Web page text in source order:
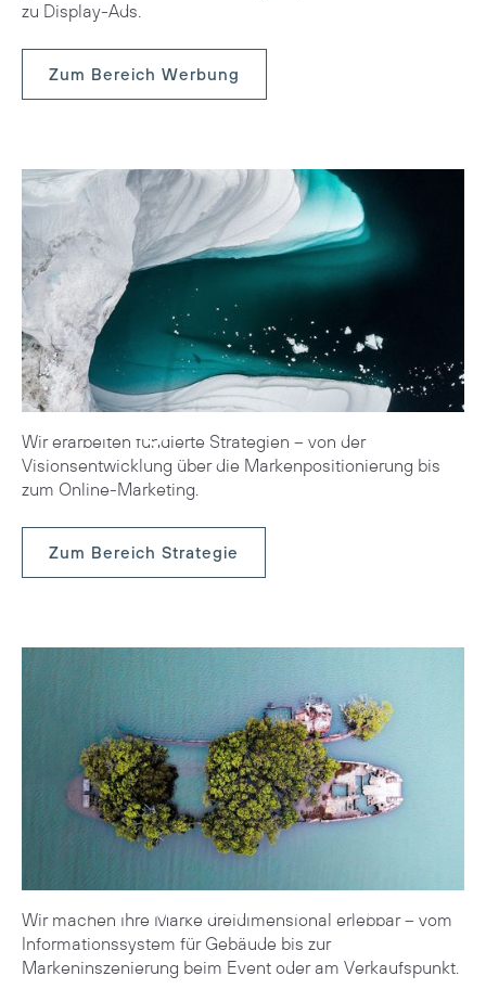
zu Display-Ads.
Zum Bereich Werbung
Strategie
Wir erarbeiten fundierte Strategien – von der
Visionsentwicklung über die Markenpositionierung bis
zum Online-Marketing.
Zum Bereich Strategie
Kommunikation im Raum
Wir machen Ihre Marke dreidimensional erlebbar – vom
Informationssystem für Gebäude bis zur
Markeninszenierung beim Event oder am Verkaufspunkt.